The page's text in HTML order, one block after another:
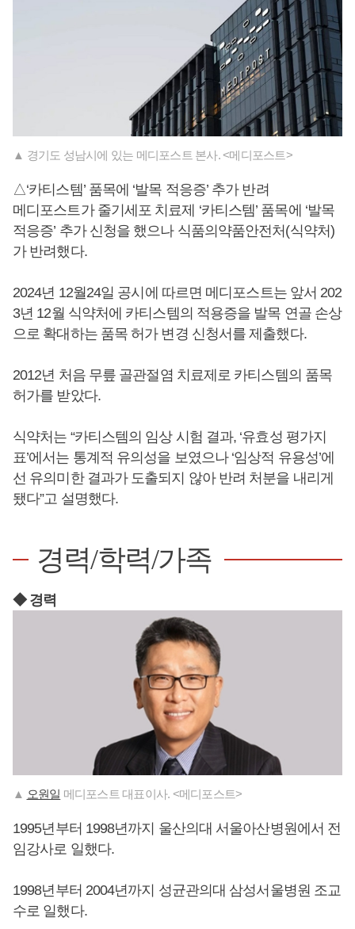
▲ 경기도 성남시에 있는 메디포스트 본사. <메디포스트>
△‘카티스템’ 품목에 ‘발목 적응증’ 추가 반려
메디포스트가 줄기세포 치료제 ‘카티스템’ 품목에 ‘발목
적응증’ 추가 신청을 했으나 식품의약품안전처(식약처)
가 반려했다.
2024년 12월24일 공시에 따르면 메디포스트는 앞서 202
3년 12월 식약처에 카티스템의 적용증을 발목 연골 손상
으로 확대하는 품목 허가 변경 신청서를 제출했다.
2012년 처음 무릎 골관절염 치료제로 카티스템의 품목
허가를 받았다.
식약처는 “카티스템의 임상 시험 결과, ‘유효성 평가지
표’에서는 통계적 유의성을 보였으나 ‘임상적 유용성’에
선 유의미한 결과가 도출되지 않아 반려 처분을 내리게
됐다”고 설명했다.
경력/학력/가족
◆ 경력
▲ 오원일 메디포스트 대표이사. <메디포스트>
1995년부터 1998년까지 울산의대 서울아산병원에서 전
임강사로 일했다.
1998년부터 2004년까지 성균관의대 삼성서울병원 조교
수로 일했다.